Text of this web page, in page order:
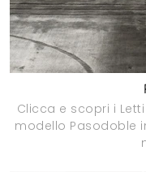
Clicca e scopri i
modello Pasodoble